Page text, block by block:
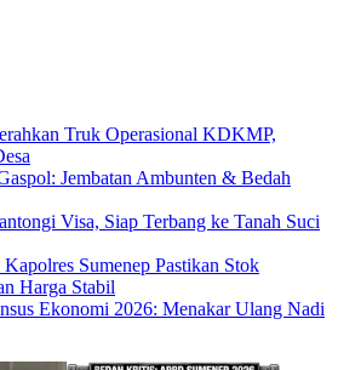
Truk Operasional KDKMP,
Jembatan Ambunten & Bedah
Visa, Siap Terbang ke Tanah Suci
Sumenep Pastikan Stok
Harga Stabil
Ekonomi 2026: Menakar Ulang Nadi